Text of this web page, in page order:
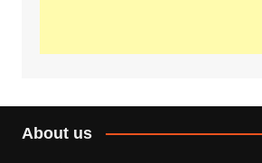
About us